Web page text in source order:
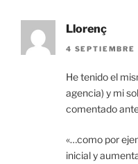
Llorenç
4
He tenido el
agencia) y mi
comentado
«…como por
inicial y